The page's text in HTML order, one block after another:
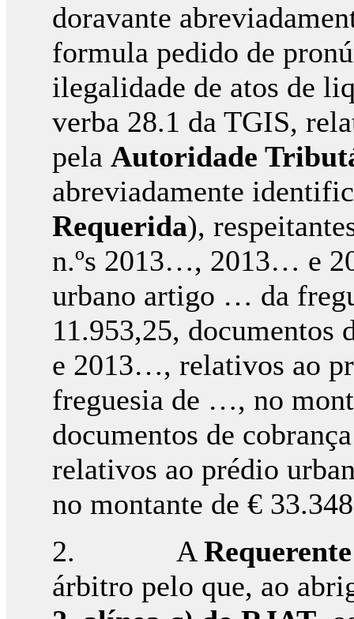
doravante
formula pedido de
ilegalidade de atos de
verba 28.1 da TGIS,
pela Autoridade
abreviadamente
Requerida),
n.ºs 2013…, 2013… e
urbano artigo … da
11.953,25,
e 2013…, relativos ao
freguesia de …, no
documentos de
relativos ao prédio
no montante de €
2. A Requerente
árbitro pelo que, ao